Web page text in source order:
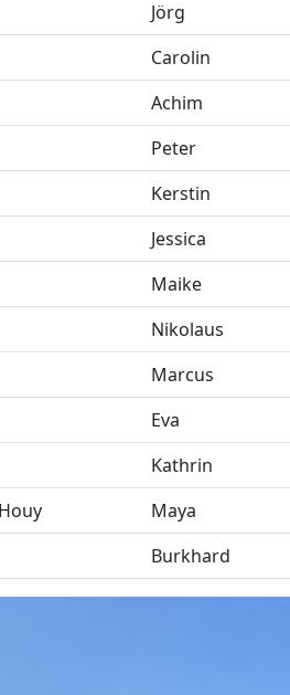
Jörg
Carolin
Achim
Peter
Kerstin
Jessica
Maike
Nikolaus
Marcus
Eva
Kathrin
Maya
Burkhard